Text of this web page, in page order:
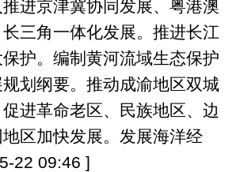
进京津冀协同发展、粤港澳
三角一体化发展。推进长江
护。编制黄河流域生态保护
划纲要。推动成渝地区双城
进革命老区、民族地区、边
区加快发展。发展海洋经
22 09:46 ]